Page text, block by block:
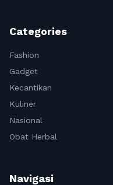
Categories
Fashion
Gadget
Kecantikan
Kuliner
Nasional
Obat Herbal
Navigasi